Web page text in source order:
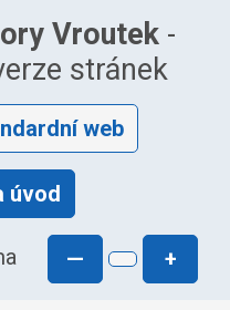
Vroutek -
stránek
web
úvod
— +